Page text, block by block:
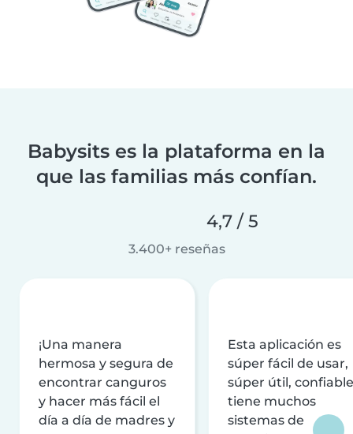
Babysits es la plataforma en la
que las familias más confían.
4,7 / 5
3.400+ reseñas
¡Una manera
hermosa y segura de
encontrar canguros
y hacer más fácil el
día a día de madres y
Esta aplicación es
súper fácil de usar,
súper útil,
tiene muchos
sistemas de